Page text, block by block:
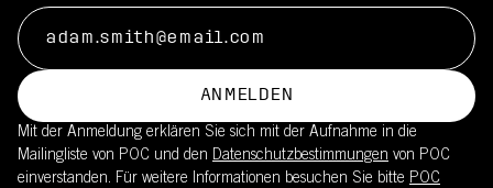
ANMELDEN
Mit der Anmeldung erklären Sie sich mit der Aufnahme in die
Mailingliste von POC und den Datenschutzbestimmungen von POC
einverstanden. Für weitere Informationen besuchen Sie bitte POC